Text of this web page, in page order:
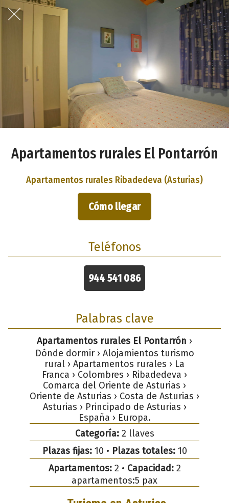
Apartamentos rurales El Pontarrón
Apartamentos rurales Ribadedeva (Asturias)
Cómo llegar
Teléfonos
944 541 086
Palabras clave
Apartamentos rurales El Pontarrón ›
Dónde dormir › Alojamientos turismo
rural › Apartamentos rurales › La
Franca › Colombres › Ribadedeva ›
Comarca del Oriente de Asturias ›
Oriente de Asturias › Costa de Asturias ›
Asturias › Principado de Asturias ›
España › Europa.
Categoría:2 llaves
Plazas fijas:10 • Plazas totales:10
Apartamentos:2 • Capacidad:2
apartamentos:5 pax